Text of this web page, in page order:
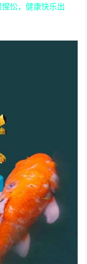
忪，健康快乐出